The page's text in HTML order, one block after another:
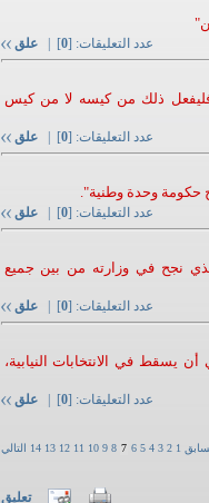
عدد التعليقات: [0
] | علق
ذلك من كيسه لا من كيس
عدد التعليقات: [0
] | علق
حكومة وحدة وطنية".
عدد التعليقات: [0
] | علق
نجح في وزارته من بين جميع
عدد التعليقات: [0
] | علق
يسقط في الانتخابات النيابية،
عدد التعليقات: [0
] | علق
1
2
3
4
5
6
7
8
9
10
11
12
13
14 التالي
تعليق